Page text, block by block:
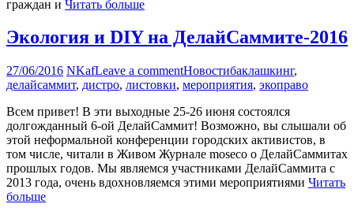
граждан и Читать больше
Экология и DIY на ДелайСаммите-2016
27/06/2016 NKafLeave a commentНовостибаклашкинг,
делайсаммит, дистро, листовки, мероприятия, экоправо
Всем привет! В эти выходные 25-26 июня состоялся
долгожданный 6-ой ДелайСаммит! Возможно, вы слышали об
этой неформальной конференции городских активистов, в
том числе, читали в Живом Журнале moseco о ДелайСаммитах
прошлых годов. Мы являемся участниками ДелайСаммита с
2013 года, очень вдохновляемся этими мероприятиями Читать
больше